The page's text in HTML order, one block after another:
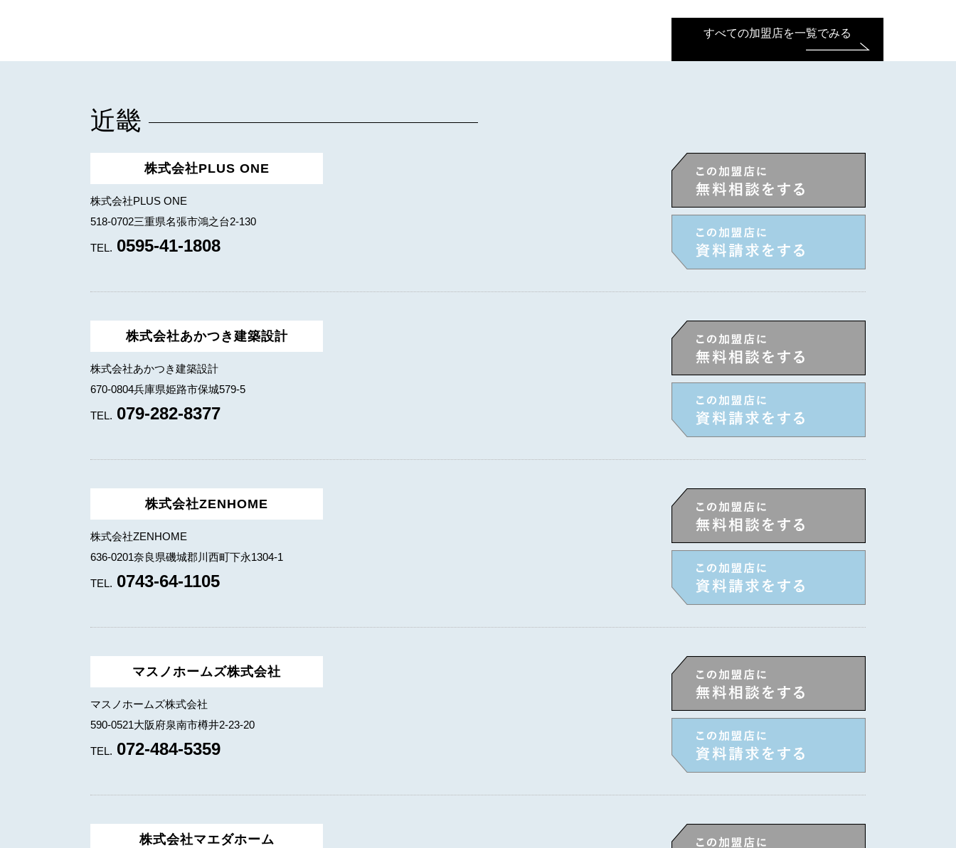
すべての加盟店を一覧でみる
近畿
株式会社PLUS ONE
株式会社PLUS ONE
518-0702三重県名張市鴻之台2-130
TEL. 0595-41-1808
株式会社あかつき建築設計
株式会社あかつき建築設計
670-0804兵庫県姫路市保城579-5
TEL. 079-282-8377
株式会社ZENHOME
株式会社ZENHOME
636-0201奈良県磯城郡川西町下永1304-1
TEL. 0743-64-1105
マスノホームズ株式会社
マスノホームズ株式会社
590-0521大阪府泉南市樽井2-23-20
TEL. 072-484-5359
株式会社マエダホーム